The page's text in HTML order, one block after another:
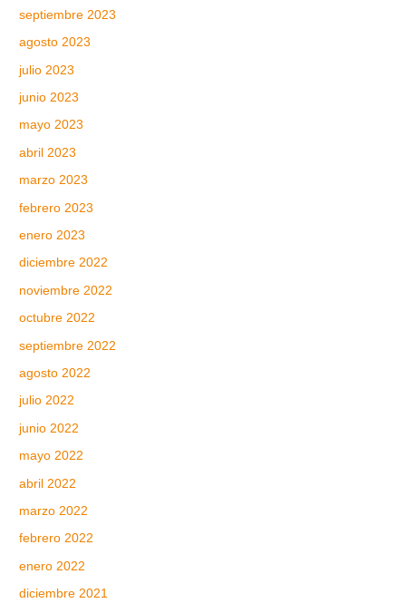
septiembre 2023
agosto 2023
julio 2023
junio 2023
mayo 2023
abril 2023
marzo 2023
febrero 2023
enero 2023
diciembre 2022
noviembre 2022
octubre 2022
septiembre 2022
agosto 2022
julio 2022
junio 2022
mayo 2022
abril 2022
marzo 2022
febrero 2022
enero 2022
diciembre 2021